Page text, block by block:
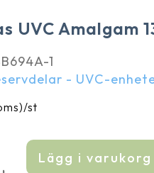
UVC Amalgam
1
- UVC-
/st
Lägg i varukorg